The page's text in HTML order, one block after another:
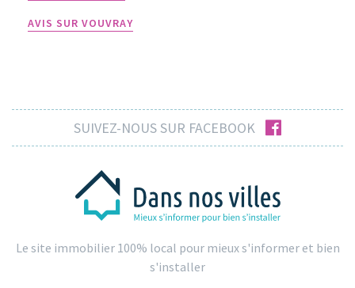
AVIS SUR VOUVRAY
SUIVEZ-NOUS SUR FACEBOOK facebook
Le site immobilier 100% local pour mieux s'informer et bien
s'installer